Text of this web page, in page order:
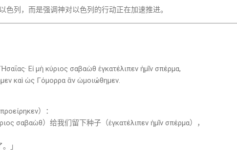
色列，而是强调神对以色列的行动正在加速推进。
Εἰ μὴ κύριος σαβαὼθ ἐγκατέλιπεν ἡμῖν σπέρμα,
καὶ ὡς Γόμορρα ἂν ὡμοιώθημεν.
）：
σαβαὼθ）给我们留下种子（ἐγκατέλιπεν ἡμῖν σπέρμα），
」